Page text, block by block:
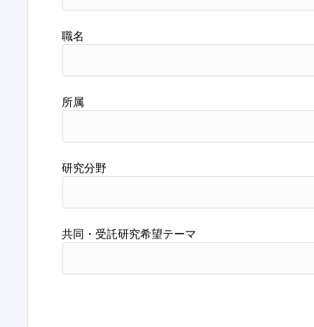
職名
所属
研究分野
共同・受託研究希望テーマ